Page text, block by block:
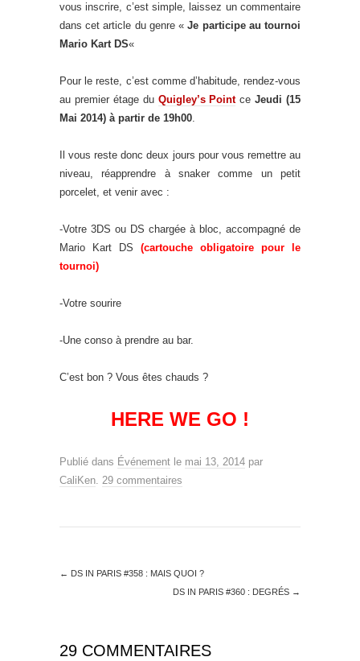
vous inscrire, c’est simple, laissez un commentaire
dans cet article du genre «Je participe au tournoi
Mario Kart DS«
Pour le reste, c’est comme d’habitude, rendez-vous
au premier étage du Quigley’s PointceJeudi (15
Mai 2014) à partir de 19h00.
Il vous reste donc deux jours pour vous remettre au
niveau, réapprendre à snaker comme un petit
porcelet, et venir avec :
-Votre 3DS ou DS chargée à bloc, accompagné de
Mario Kart DS (cartouche obligatoire pour le
tournoi)
-Votre sourire
-Une conso à prendre au bar.
C’est bon ? Vous êtes chauds ?
HERE WE GO !
Publié dans Événement le mai 13, 2014 par
CaliKen. 29 commentaires
← DS IN PARIS #358 : MAIS QUOI ?
DS IN PARIS #360 : DEGRÉS →
29 COMMENTAIRES